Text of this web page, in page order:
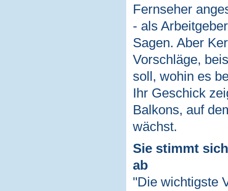
Fernseher
- als
Sagen. Aber
Vorschläge,
soll, wohin es
Ihr Geschick
Balkons, auf
wächst.
Sie stimmt
ab
"Die wichtigste